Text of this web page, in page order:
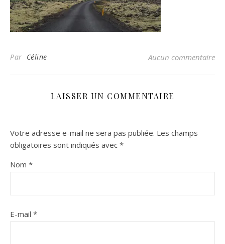
Par Céline Aucun commentaire
LAISSER UN COMMENTAIRE
Votre adresse e-mail ne sera pas publiée. Les champs
obligatoires sont indiqués avec *
Nom *
E-mail *